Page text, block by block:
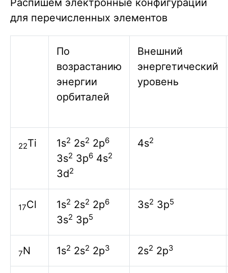
Распишем электронные конфигурации
для перечисленных элементов
По
возрастанию
энергии
орбиталей
Внешний
энергетический
уровень
22Ti 1s2 2s2 2p6
3s2 3p6 4s2
3d2
4s2
17Cl 1s2 2s2 2p6
3s2 3p5
3s2 3p5
7N 1s2 2s2 2p3 2s2 2p3